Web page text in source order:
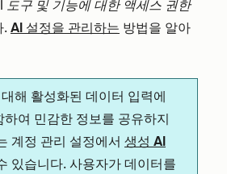
도구 및 기능에 대한 액세스 권한
. AI 설정을 관리하는 방법을 알아
해 활성화된 데이터 입력에
하여 민감한 정보를 공유하지
계정 관리 설정에서 생성 AI
있습니다. 사용자가 데이터를